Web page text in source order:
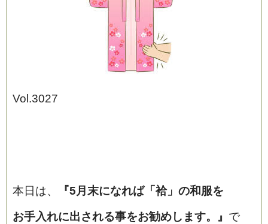
Vol.3027
本日は、 『5月末になれば「袷」の和服を
お手入れに出される事をお勧めします。 』 で